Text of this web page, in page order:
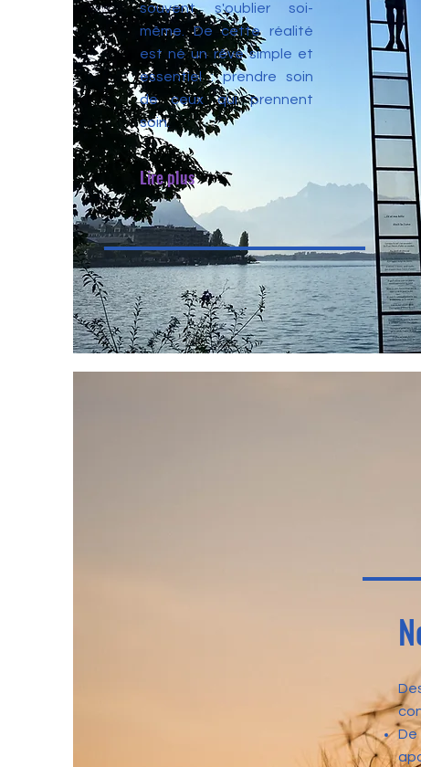
souvent s'oublier soi-
même. De cette réalité
est né un rêve simple et
essentiel : prendre soin
de ceux qui prennent
soin.
Lire plus
De